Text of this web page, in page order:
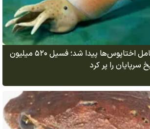
حلقه گمشده تکامل اختاپوس‌ها پیدا شد؛ فسیل ۵۲۰ میلیون
سرپایان را پر کرد